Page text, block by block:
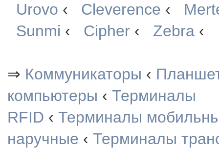
Urovo ‹ Cleverence ‹
Sunmi ‹ Cipher ‹ Zebra ‹
⇒ Коммуникаторы ‹
компьютеры ‹ Терминалы
RFID ‹ Терминалы
наручные ‹ Терминалы